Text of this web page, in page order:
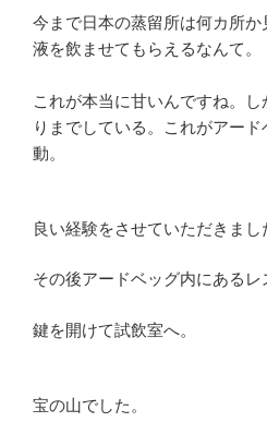
今まで日本の蒸留所は何カ所
液を飲ませてもらえるなんて。
これが本当に甘いんですね。
りまでしている。これがアー
動。
良い経験をさせていただきまし
その後アードベッグ内にあるレ
鍵を開けて試飲室へ。
宝の山でした。